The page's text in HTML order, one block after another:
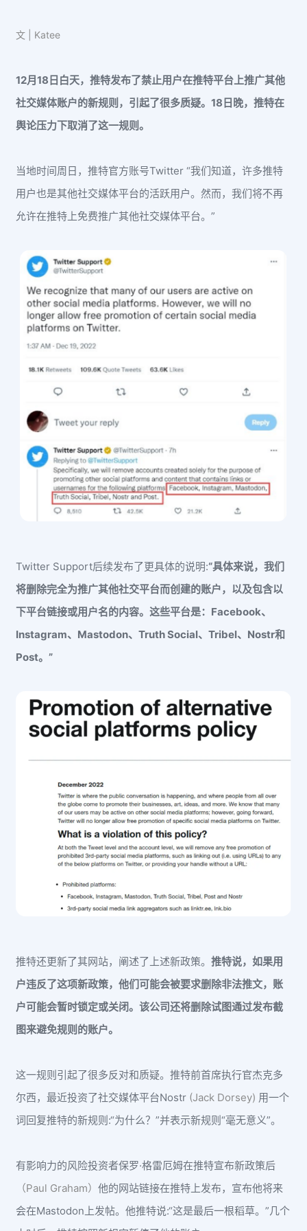
文 | Katee
12月18日白天，推特发布了禁止用户在推特平台上推广其他
社交媒体账户的新规则，引起了很多质疑。18日晚，推特在
舆论压力下取消了这一规则。
当地时间周日，推特官方账号Twitter “我们知道，许多推特
用户也是其他社交媒体平台的活跃用户。然而，我们将不再
允许在推特上免费推广其他社交媒体平台。”
Twitter Support后续发布了更具体的说明:“具体来说，我们
将删除完全为推广其他社交平台而创建的账户，以及包含以
下平台链接或用户名的内容。这些平台是：Facebook、
Instagram、Mastodon、Truth Social、Tribel、Nostr和
Post。”
推特还更新了其网站，阐述了上述新政策。 推特说，如果用
户违反了这项新政策，他们可能会被要求删除非法推文，账
户可能会暂时锁定或关闭。该公司还将删除试图通过发布截
图来避免规则的账户。
这一规则引起了很多反对和质疑。推特前首席执行官杰克多
尔西，最近投资了社交媒体平台Nostr (Jack Dorsey) 用一个
词回复推特的新规则:“为什么？”并表示新规则“毫无意义”。
有影响力的风险投资者保罗·格雷厄姆在推特宣布新政策后
（Paul Graham） 他的网站链接在推特上发布，宣布他将来
会在Mastodon上发帖。他推特说:“这是最后一根稻草。”几个